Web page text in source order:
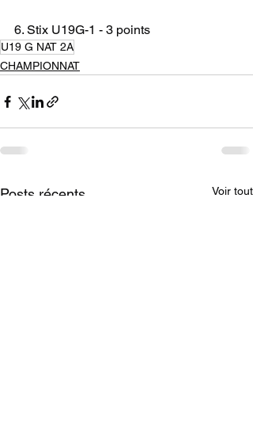
6. Stix U19G-1 - 3 points
U19 G NAT 2A
CHAMPIONNAT
Posts récents Voir tout